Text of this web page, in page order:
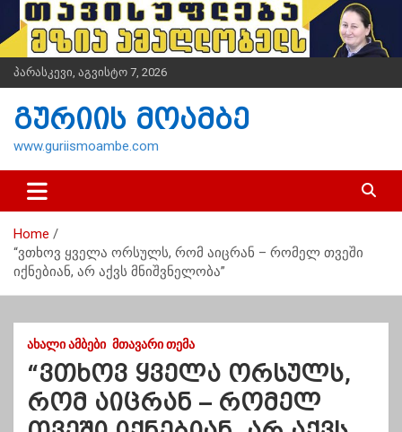
i
t
n
პარასკევი, აგვისტო 7, 2026
გურიის მოამბე
www.guriismoambe.com
Home
“ვთხოვ ყველა ორსულს, რომ აიცრან – რომელ თვეში
იქნებიან, არ აქვს მნიშვნელობა”
ᲐᲮᲐᲚᲘ ᲐᲛᲑᲔᲑᲘ ᲛᲗᲐᲕᲐᲠᲘ ᲗᲔᲛᲐ
“ვთხოვ ყველა ორსულს,
რომ აიცრან – რომელ